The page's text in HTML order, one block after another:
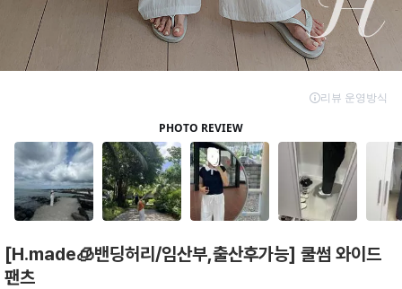
[H.made🧊밴딩허리/임산부,출산후가능] 쿨썸 와이드
팬츠